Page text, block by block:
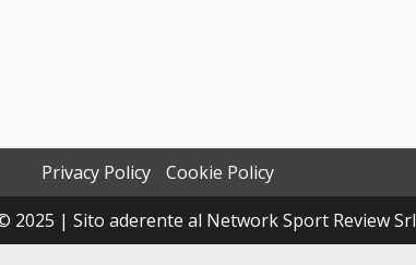
Privacy Policy
Cookie Policy
2025 | Sito aderente al Network Sport Review Srl